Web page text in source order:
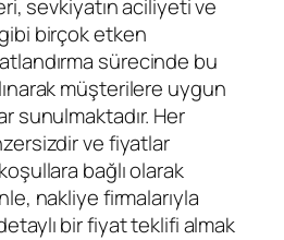
sevkiyatın aciliyeti ve
birçok etken
sürecinde bu
müşterilere uygun
sunulmaktadır. Her
ve fiyatlar
bağlı olarak
nakliye firmalarıyla
bir fiyat teklifi almak